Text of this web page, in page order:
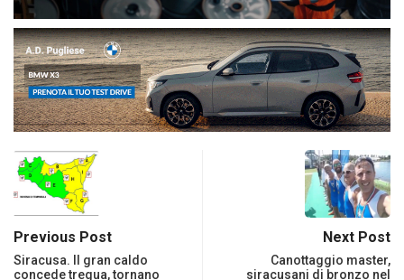
Previous Post
Siracusa. Il gran caldo
concede tregua, tornano
Next Post
Canottaggio master,
siracusani di bronzo nel